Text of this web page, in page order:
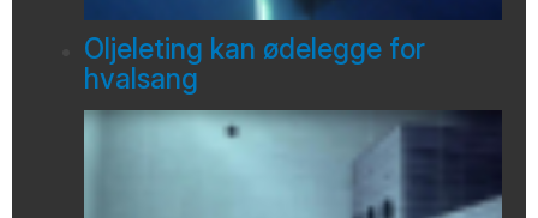
Oljeleting kan ødelegge for
hvalsang